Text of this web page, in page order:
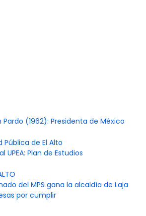
(1962): Presidenta de México
Pública de El Alto
Plan de Estudios
del MPS gana la alcaldía de Laja
por cumplir